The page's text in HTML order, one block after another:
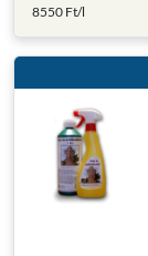
8550 Ft/l